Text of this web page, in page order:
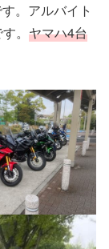
。アルバイト
。 ヤマハ4台